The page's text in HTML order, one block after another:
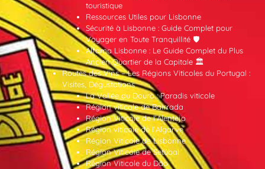
touristique
Ressources Utiles pour Lisbonne
Sécurité à Lisbonne : Guide Complet pour
Voyager en Toute Tranquillité 🛡️
Alfama Lisbonne : Le Guide Complet du Plus
Ancien Quartier de la Capitale 🏛️
Routes des Vins – Les Régions Viticoles du Portugal :
Visites, Dégustations
La Vallée du Douro : Paradis viticole
Région viticole de Bairrada
Région Viticole de l’Alentejo
Région viticole de l’Algarve
Région Viticole de Lisbonne
Région Viticole de Setúbal
Région Viticole du Dão